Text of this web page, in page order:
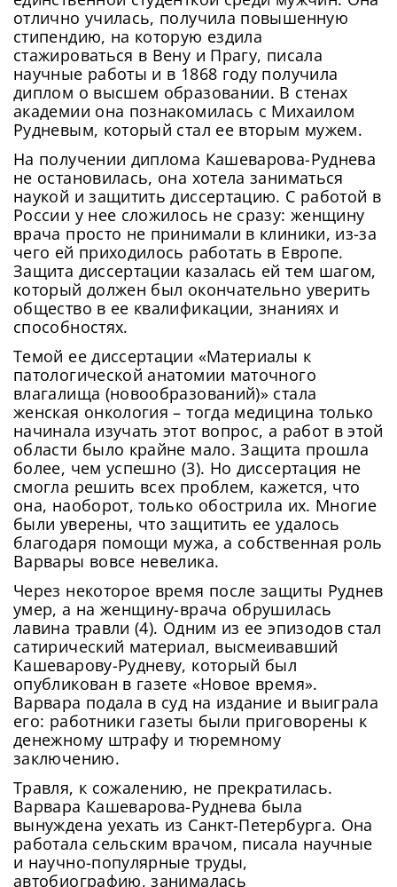
Сменить пароль!
отлично училась, получила повышенную
стипендию, на которую ездила
стажироваться в Вену и Прагу, писала
научные работы и в 1868 году получила
диплом о высшем образовании. В стенах
академии она познакомилась с Михаилом
Рудневым, который стал ее вторым мужем.
На получении диплома Кашеварова-Руднева
не остановилась, она хотела заниматься
наукой и защитить диссертацию. С работой в
России у нее сложилось не сразу: женщину
врача просто не принимали в клиники, из-за
чего ей приходилось работать в Европе.
Защита диссертации казалась ей тем шагом,
который должен был окончательно уверить
общество в ее квалификации, знаниях и
способностях.
Темой ее диссертации «Материалы к
патологической анатомии маточного
влагалища (новообразований)» стала
женская онкология – тогда медицина только
начинала изучать этот вопрос, а работ в этой
области было крайне мало. Защита прошла
более, чем успешно (3). Но диссертация не
смогла решить всех проблем, кажется, что
она, наоборот, только обострила их. Многие
были уверены, что защитить ее удалось
благодаря помощи мужа, а собственная роль
Варвары вовсе невелика.
Через некоторое время после защиты Руднев
умер, а на женщину-врача обрушилась
лавина травли (4). Одним из ее эпизодов стал
сатирический материал, высмеивавший
Кашеварову-Рудневу, который был
опубликован в газете «Новое время».
Варвара подала в суд на издание и выиграла
его: работники газеты были приговорены к
денежному штрафу и тюремному
заключению.
Травля, к сожалению, не прекратилась.
Варвара Кашеварова-Руднева была
вынуждена уехать из Санкт-Петербурга. Она
работала сельским врачом, писала научные
и научно-популярные труды,
автобиографию, занималась